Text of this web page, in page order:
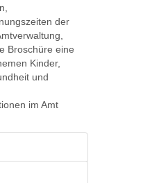
der
Broschüre eine
Kinder,
und
im Amt